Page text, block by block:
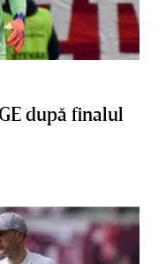
după finalul